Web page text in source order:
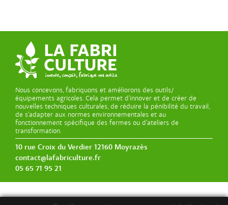
Nous concevons, fabriquons et améliorons des outils/
équipements agricoles. Cela permet d’innover et de créer de
nouvelles techniques culturales, de réduire la pénibilité du travail,
de s’adapter aux normes environnementales et au
fonctionnement spécifique des fermes ou d’ateliers de
transformation.
10 rue Croix du Verdier 12160 Moyrazès
contact@lafabriculture.fr
05 65 71 95 21